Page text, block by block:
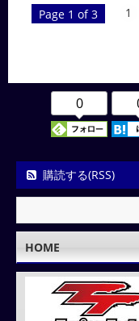
Page 1 of 3 1
0
購読する(RSS)
HOME